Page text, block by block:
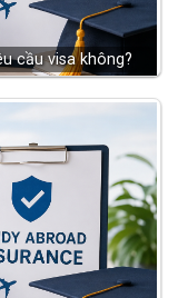
cầu visa không?